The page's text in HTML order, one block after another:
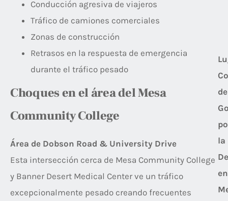
Conducción agresiva de viajeros
Tráfico de camiones comerciales
Zonas de construcción
Retrasos en la respuesta de emergencia
durante el tráfico pesado
Choques en el área del Mesa
Community College
Área de Dobson Road & University Drive
Esta intersección cerca de Mesa Community College
y Banner Desert Medical Center ve un tráfico
excepcionalmente pesado creando frecuentes
de
la
en